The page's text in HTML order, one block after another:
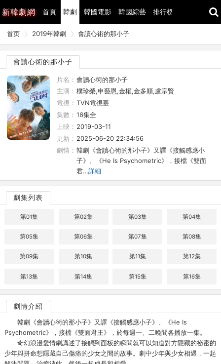
新韓劇網 首頁 韓劇 韓國電影 韓國綜藝 排行榜
首页 2019年韓劇 會讀心術的那小子
會讀心術的那小子
片名： 會讀心術的那小子
主演： 樸珍榮,申藝恩,金權,金多順,盧宗賢
電視： TVN電視臺
集數： 16集全
上映： 2019-03-11
更新： 2025-06-20 22:34:56
劇情： 韓劇《會讀心術的那小子》又譯《接觸感應小
子》、《He Is Psychometric》，接檔《雙面
君…詳細
劇集列表
第01集 第02集 第03集 第04集
第05集 第06集 第07集 第08集
第09集 第10集 第11集 第12集
第13集 第14集 第15集 第16集
劇情介紹
韓劇《會讀心術的那小子》又譯《接觸感應小子》、《He Is
Psychometric》，接檔《雙面君王》，於每週一、二晚間各播放一集。
奇幻浪漫愛情劇講述了接觸到面板的瞬間就可以知道對方隱藏的祕密的
少年與拼命想隱藏自己傷痛的少女之間的故事。劇中少年與少女相遇，一起